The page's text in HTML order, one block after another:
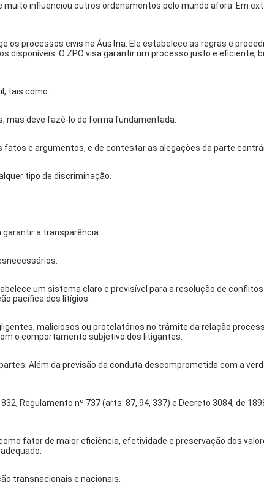
influenciou outros ordenamentos pelo mundo afora. Em
os processos civis na Áustria. Ele estabelece as regras e
disponíveis. O ZPO visa garantir um processo justo e eficiente,
tais como:
mas deve fazê-lo de forma fundamentada.
e argumentos, e de contestar as alegações da parte
tipo de discriminação.
garantir a transparência.
um sistema claro e previsível para a resolução de
pacífica dos litígios.
maliciosos ou protelatórios no trâmite da relação
o comportamento subjetivo dos litigantes.
Além da previsão da conduta descomprometida com a
Regulamento nº 737 (arts. 87, 94, 337) e Decreto 3084, de
fator de maior eficiência, efetividade e preservação dos
transnacionais e nacionais.